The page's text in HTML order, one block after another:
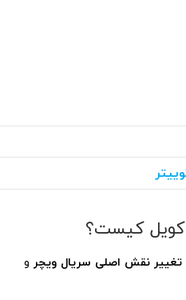
کویل کیست؟
تغییر نقش اصلی سریال ویچر و